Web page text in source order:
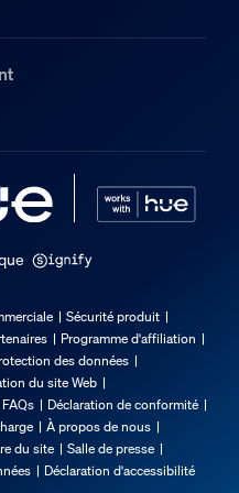
de l’emballage
Sécurité produit
Programme d'affiliation
des données
du site Web
FAQs
Déclaration de conformité
À propos de nous
du site
Salle de presse
Déclaration d'accessibilité